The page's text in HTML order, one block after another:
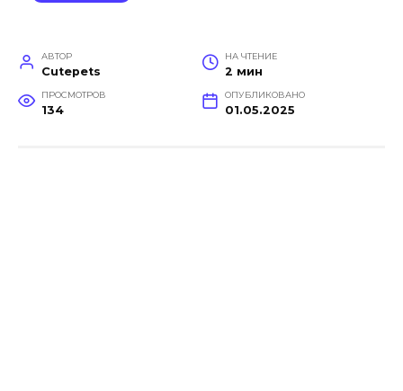
АВТОР
Cutepets
НА ЧТЕНИЕ
2 мин
ПРОСМОТРОВ
134
ОПУБЛИКОВАНО
01.05.2025